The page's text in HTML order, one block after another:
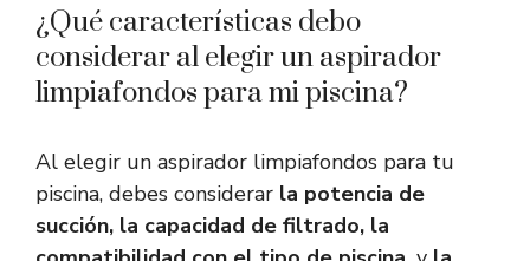
¿Qué características debo
considerar al elegir un aspirador
limpiafondos para mi piscina?
Al elegir un aspirador limpiafondos para tu
piscina, debes considerar la potencia de
succión, la capacidad de filtrado, la